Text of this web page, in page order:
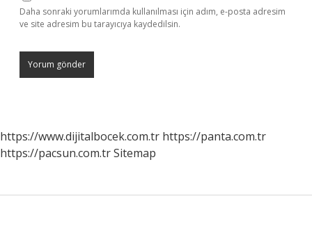
Daha sonraki yorumlarımda kullanılması için adım, e-posta adresim
ve site adresim bu tarayıcıya kaydedilsin.
https://www.dijitalbocek.com.tr https://panta.com.tr
https://pacsun.com.trSitemap